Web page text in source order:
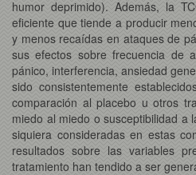
humor deprimido). Además, la
eficiente que tiende a producir
y menos recaídas en ataques de
sus efectos sobre frecuencia de
pánico, interferencia, ansiedad
sido consistentemente
comparación al placebo u otros
miedo al miedo o susceptibilidad a
siquiera consideradas en estas
resultados sobre las variables
tratamiento han tendido a ser